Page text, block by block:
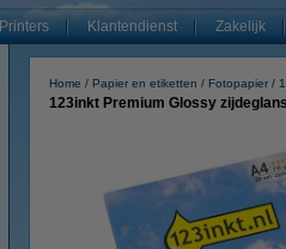
Printers Klantendienst Zakelijk
Home Papier en etiketten Fotopapier
123inkt Premium Glossy